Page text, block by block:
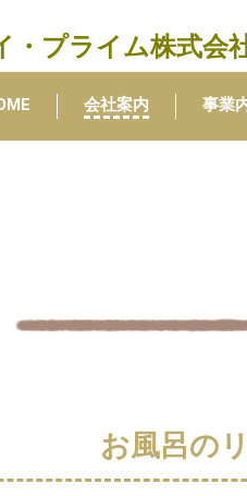
・プライム株式会
会社案内 事業
お風呂の